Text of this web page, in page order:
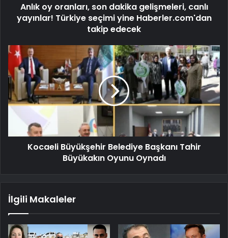
Anlık oy oranları, son dakika gelişmeleri, canlı
yayınlar! Türkiye seçimi yine Haberler.com'dan
takip edecek
Kocaeli Büyükşehir Belediye Başkanı Tahir
Büyükakın Oyunu Oynadı
İlgili Makaleler